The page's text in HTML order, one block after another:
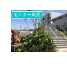
センター風景